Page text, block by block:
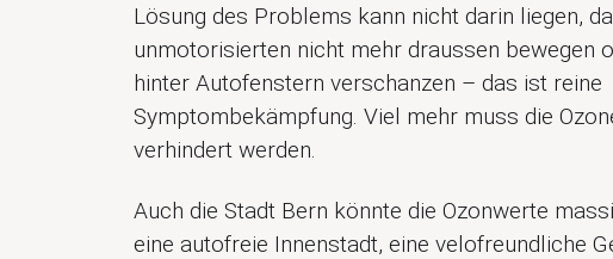
Lösung des Problems kann nicht darin liegen,
unmotorisierten nicht mehr draussen bewegen
hinter Autofenstern verschanzen – das ist reine
Symptombekämpfung. Viel mehr muss die
verhindert werden.
Auch die Stadt Bern könnte die Ozonwerte
eine autofreie Innenstadt, eine velofreundliche